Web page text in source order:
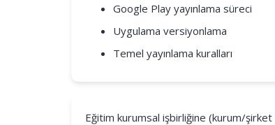
Google Play yayınlama süreci
Uygulama versiyonlama
Temel yayınlama kuralları
Eğitim kurumsal işbirliğine (kurum/